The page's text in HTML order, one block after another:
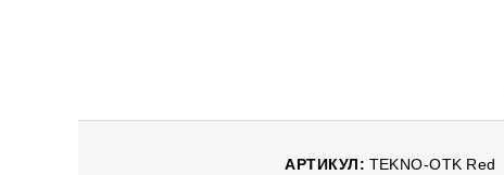
АРТИКУЛ: TEKNO-OTK Red